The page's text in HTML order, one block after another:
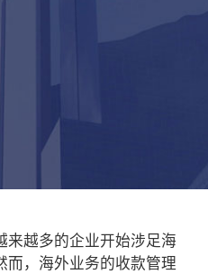
来越多的企业开始涉足海
而，海外业务的收款管理